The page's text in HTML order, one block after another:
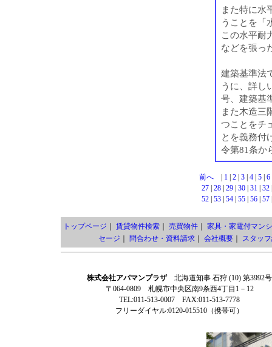
また特に水
うことを「
この水平耐
などを張っ
建築基準法
うに、詳し
号、建築基
また木造三
つことをチ
とを義務付
令第81条か
前へ 1 2 3 4 5 6
27| 28| 29| 30| 31| 32
52| 53| 54| 55| 56| 57
トップページ 賃貸物件検索｜ 売買物件｜ 家具・家電付マン
セージ
問合わせ・資料請求｜ 会社概要｜ スタッ
株式会社アパマンプラザ北海道知事 石狩 (10) 第3992号
〒064-0809 札幌市中央区南9条西4丁目1－12
TEL:011-513-0007 FAX:011-513-7778
フリーダイヤル:0120-015510（携帯可）